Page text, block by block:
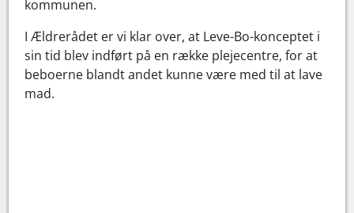
kommunen.
I Ældrerådet er vi klar over, at Leve-Bo-konceptet i
sin tid blev indført på en række plejecentre, for at
beboerne blandt andet kunne være med til at lave
mad.